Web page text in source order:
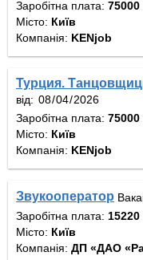
Заробітна плата: 75000
Місто: Київ
Компанія: KENjob
Турция.
від:
Заробітна плата: 75000
Місто: Київ
Компанія: KENjob
Звукооператор
Заробітна плата: 15220
Місто: Київ
Компанія: ДП «ДАО